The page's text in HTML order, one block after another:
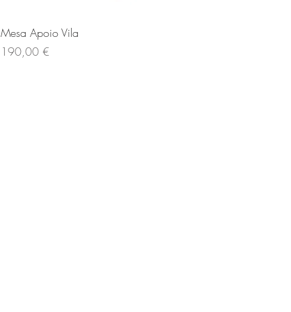
Vista rapida
Mesa Apoio Vila
Prezzo
190,00 €